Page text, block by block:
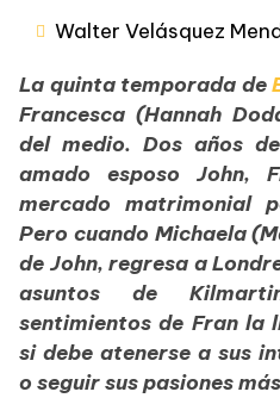
Walter Velásquez
La quinta temporada de
Francesca (Hannah
del medio. Dos años
amado esposo John,
mercado matrimonial
Pero cuando Michaela
de John, regresa a
asuntos de
sentimientos de Fran la
si debe atenerse a sus
o seguir sus pasiones